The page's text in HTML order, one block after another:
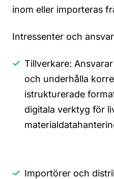
inom eller importeras
Intressenter och
Tillverkare:
och underhålla
istrukturerade
digitala verktyg för
Importörer och